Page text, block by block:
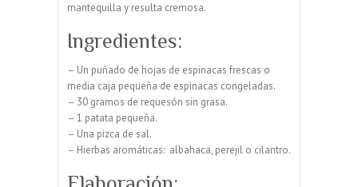
mantequilla y resulta cremosa.
Ingredientes:
– Un puñado de hojas de espinacas frescas o
media caja pequeña de espinacas congeladas.
– 30 gramos de requesón sin grasa.
– 1 patata pequeña.
– Una pizca de sal.
– Hierbas aromáticas: albahaca, perejil o cilantro.